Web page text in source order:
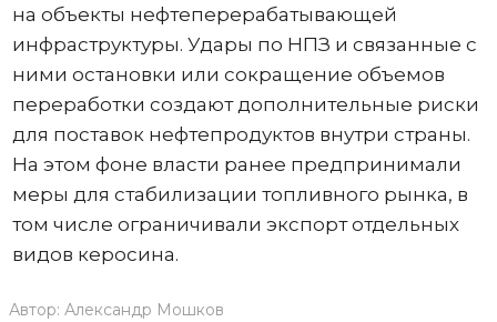
на объекты нефтеперерабатывающей
инфраструктуры. Удары по НПЗ и связанные с
ними остановки или сокращение объемов
переработки создают дополнительные риски
для поставок нефтепродуктов внутри страны.
На этом фоне власти ранее предпринимали
меры для стабилизации топливного рынка, в
том числе ограничивали экспорт отдельных
видов керосина.
Автор: Александр Мошков